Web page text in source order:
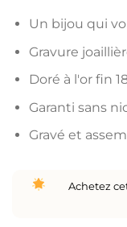
Un bijou qui
Gravure
Doré à l'or fin
Garanti sans
Gravé et
Achetez